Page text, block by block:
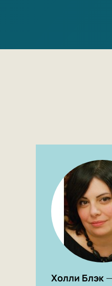
Холли Блэк